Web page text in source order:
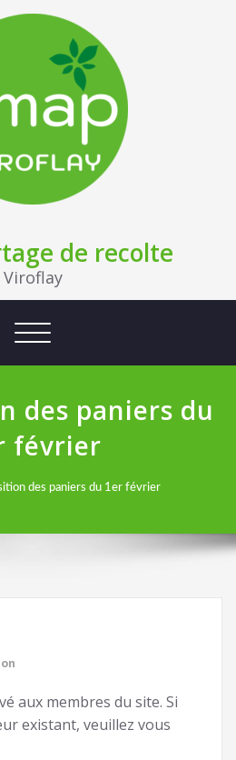
de recolte
Viroflay
Afficher/masquer la navigation
des paniers du
février
des paniers du 1er février
aux membres du site. Si
existant, veuillez vous